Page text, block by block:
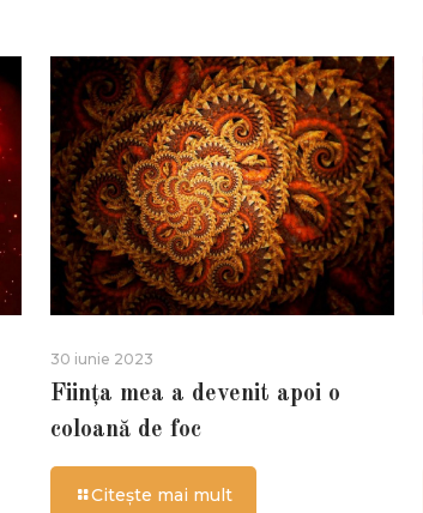
30 iunie 2023
Ființa mea a devenit apoi o
coloană de foc
Citește mai mult